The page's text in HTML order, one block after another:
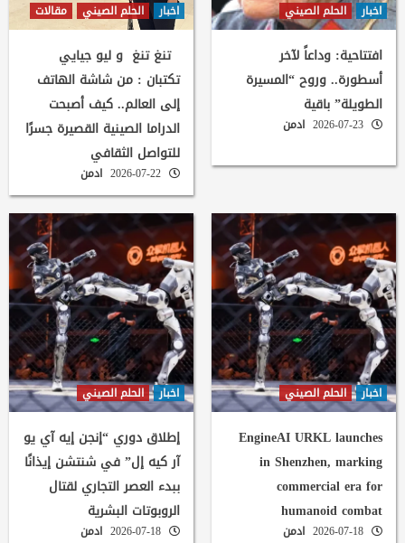
اخبار الحلم الصيني
افتتاحية: وداعاً لآخر
أسطورة.. وروح “المسيرة
الطويلة” باقية
ادمن
اخبار الحلم الصيني مقالات
تنغ تنغ و ليو جيايي
تكتبان : من شاشة الهاتف
إلى العالم.. كيف أصبحت
الدراما الصينية القصيرة جسرًا
للتواصل الثقافي
ادمن
اخبار الحلم الصيني
EngineAI URKL launches
in Shenzhen, marking
commercial era for
humanoid combat
ادمن
اخبار الحلم الصيني
إطلاق دوري “إنجن إيه آي يو
آر كيه إل” في شنتشن إيذانًا
ببدء العصر التجاري لقتال
الروبوتات البشرية
ادمن